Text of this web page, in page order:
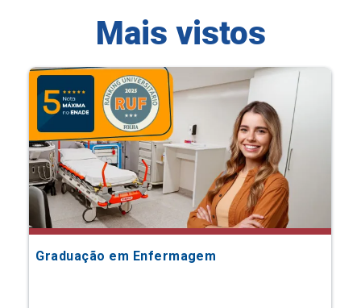
Mais vistos
Graduação em Enfermagem